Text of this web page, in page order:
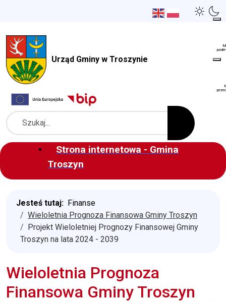
Urząd Gminy w Troszynie
Szukaj
Strona internetowa - Gmina
Troszyn
Jesteś tutaj: Finanse
Wieloletnia Prognoza Finansowa Gminy Troszyn
Projekt Wieloletniej Prognozy Finansowej Gminy
Troszyn na lata 2024 - 2039
Wieloletnia Prognoza
Finansowa Gminy Troszyn